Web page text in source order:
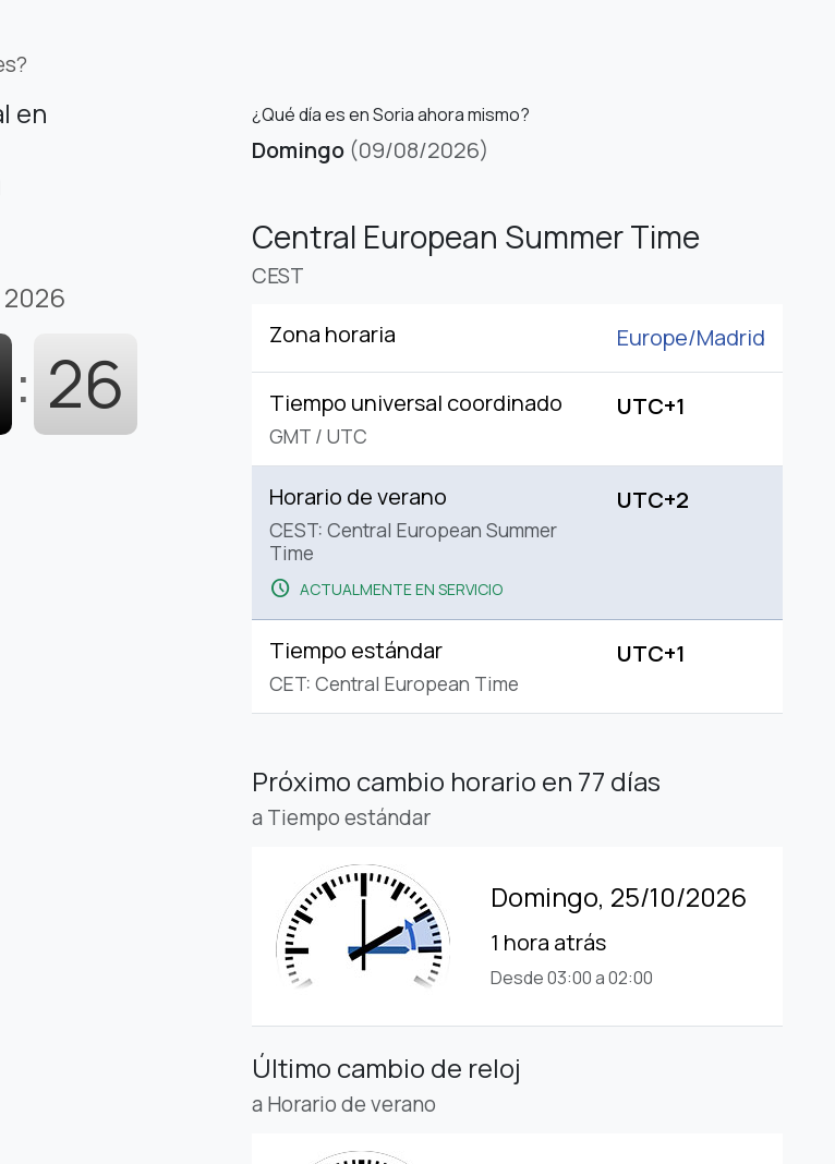
en
: 27
¿Qué día es en Soria ahora mismo?
Domingo (09/08/2026)
Central European Summer Time
CEST
Zona horaria Europe/Madrid
Tiempo universal coordinado
GMT / UTC
UTC+1
Horario de verano
CEST: Central European Summer
Time
schedule ACTUALMENTE EN SERVICIO
UTC+2
Tiempo estándar
CET: Central European Time
UTC+1
Próximo cambio horario en 77 días
a Tiempo estándar
Domingo, 25/10/2026
1 hora atrás
Desde 03:00 a 02:00
Último cambio de reloj
a Horario de verano